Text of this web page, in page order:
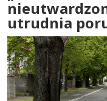
utrudnia